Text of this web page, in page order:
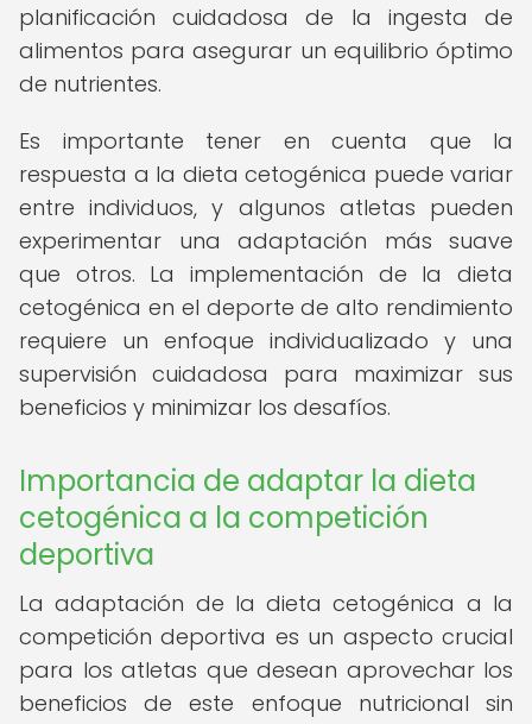
planificación cuidadosa de la ingesta de
alimentos para asegurar un equilibrio óptimo
de nutrientes.
Es importante tener en cuenta que la
respuesta a la dieta cetogénica puede variar
entre individuos, y algunos atletas pueden
experimentar una adaptación más suave
que otros. La implementación de la dieta
cetogénica en el deporte de alto rendimiento
requiere un enfoque individualizado y una
supervisión cuidadosa para maximizar sus
beneficios y minimizar los desafíos.
Importancia de adaptar la dieta
cetogénica a la competición
deportiva
La adaptación de la dieta cetogénica a la
competición deportiva es un aspecto crucial
para los atletas que desean aprovechar los
beneficios de este enfoque nutricional sin